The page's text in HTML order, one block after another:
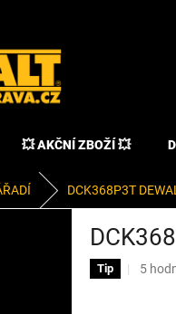
💥 AKČNÍ ZBOŽÍ 💥
DCK368P3T
Tip 5